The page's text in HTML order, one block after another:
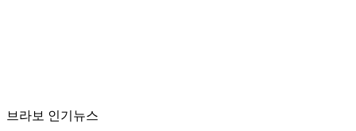
브라보 인기뉴스